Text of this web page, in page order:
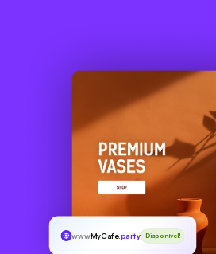
wwwMyCafe.party Disponível!